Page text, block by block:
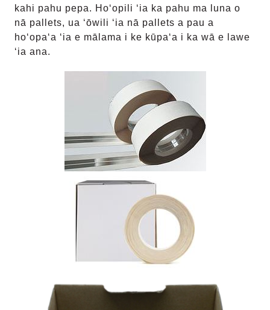
kahi pahu pepa. Hoʻopili ʻia ka pahu ma luna o
nā pallets, ua ʻōwili ʻia nā pallets a pau a
hoʻopaʻa ʻia e mālama i ke kūpaʻa i ka wā e lawe
ʻia ana.